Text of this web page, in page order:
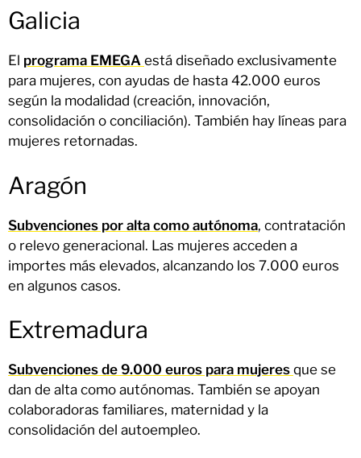
Galicia
El programa EMEGA está diseñado exclusivamente
para mujeres, con ayudas de hasta 42.000 euros
según la modalidad (creación, innovación,
consolidación o conciliación). También hay líneas para
mujeres retornadas.
Aragón
Subvenciones por alta como autónoma, contratación
o relevo generacional. Las mujeres acceden a
importes más elevados, alcanzando los 7.000 euros
en algunos casos.
Extremadura
Subvenciones de 9.000 euros para mujeres que se
dan de alta como autónomas. También se apoyan
colaboradoras familiares, maternidad y la
consolidación del autoempleo.